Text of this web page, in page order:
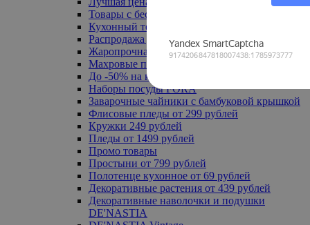
Товары с бесплатной доставкой
Кухонный текстиль
Распродажа до -50%
Жаропрочная посуда
Махровые полотенца
До -50% на ковры
Наборы посуды FORA
Заварочные чайники с бамбуковой крышкой
Флисовые пледы от 299 рублей
Кружки 249 рублей
Пледы от 1499 рублей
Промо товары
Простыни от 799 рублей
Полотенце кухонное от 69 рублей
Декоративные растения от 439 рублей
Декоративные наволочки и подушки
DE'NASTIA